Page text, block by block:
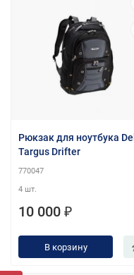
Рюкзак для ноутбука Dell
Targus Drifter
770047
4 шт.
10 000 ₽
В корзину